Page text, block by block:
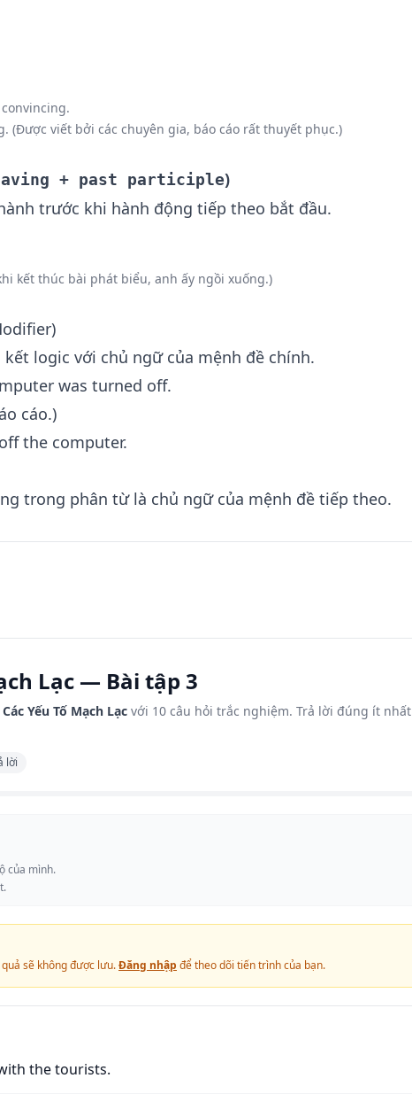
(Được viết bởi các chuyên gia, báo cáo rất thuyết phục.)
+ past participle)
trước khi hành động tiếp theo bắt đầu.
kết thúc bài phát biểu, anh ấy ngồi xuống.)
logic với chủ ngữ của mệnh đề chính.
was turned off.
cáo.)
the computer.
trong phân từ là chủ ngữ của mệnh đề tiếp theo.
Lạc — Bài tập 3
Yếu Tố Mạch Lạc với 10 câu hỏi trắc nghiệm. Trả lời đúng ít nhất
lời
của mình.
sẽ không được lưu.Đăng nhập để theo dõi tiến trình của bạn.
the tourists.